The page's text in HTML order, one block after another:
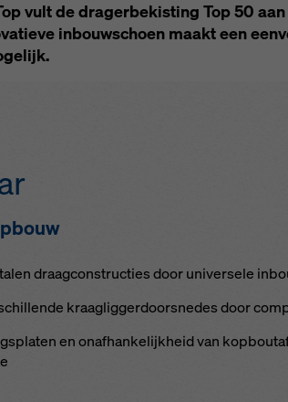
vult de dra­ger­be­kis­ting Top 50
in­bouw­schoen maakt een
draag­con­struc­ties door uni­ver­se­le
kraag­lig­ger­door­s­ne­des door
en on­af­han­ke­lijk­heid van